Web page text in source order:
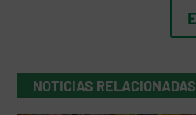
NOTICIAS RELACIONADAS